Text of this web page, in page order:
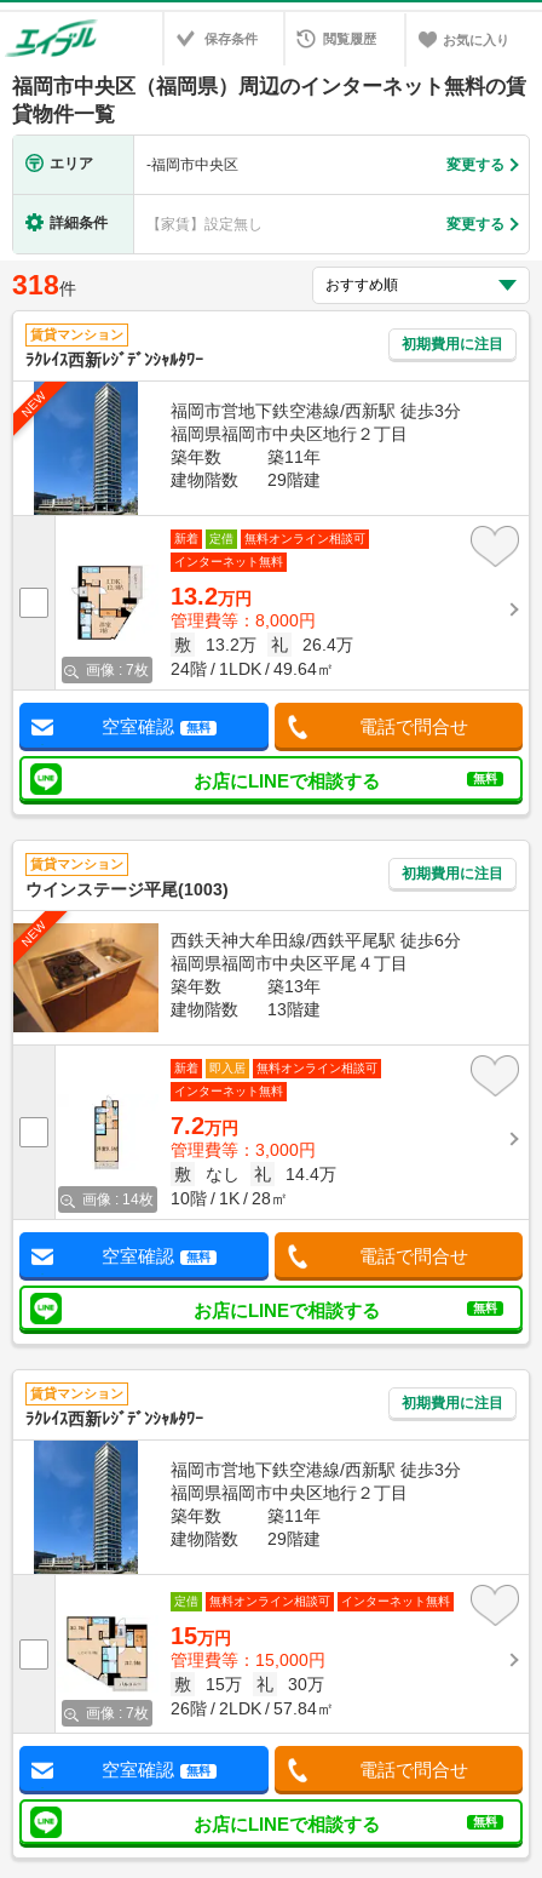
保存条件 閲覧履歴 お気に入り
福岡市中央区（福岡県）周辺のインターネット無料の賃
貸物件一覧
エリア -福岡市中央区 変更する
詳細条件 【家賃】設定無し 変更する
318件
賃貸マンション
ﾗｸﾚｲｽ西新ﾚｼﾞﾃﾞﾝｼｬﾙﾀﾜｰ
初期費用に注目
NEW
福岡市営地下鉄空港線/西新駅 徒歩3分
福岡県福岡市中央区地行２丁目
築年数
築11年
建物階数
29階建
画像 : 7枚
新着 定借
無料オンライン相談可
インターネット無料
13.2万円
管理費等：8,000円
敷
13.2万 礼
26.4万
24階
1LDK 49.64㎡
空室確認 無料 電話で問合せ
お店にLINEで相談する 無料
賃貸マンション
ウインステージ平尾(1003)
初期費用に注目
NEW
西鉄天神大牟田線/西鉄平尾駅 徒歩6分
福岡県福岡市中央区平尾４丁目
築年数
築13年
建物階数
13階建
画像 : 14枚
新着 即入居
無料オンライン相談可
インターネット無料
7.2万円
管理費等：3,000円
敷
なし 礼
14.4万
10階
1K 28㎡
空室確認 無料 電話で問合せ
お店にLINEで相談する 無料
賃貸マンション
ﾗｸﾚｲｽ西新ﾚｼﾞﾃﾞﾝｼｬﾙﾀﾜｰ
初期費用に注目
福岡市営地下鉄空港線/西新駅 徒歩3分
福岡県福岡市中央区地行２丁目
築年数
築11年
建物階数
29階建
画像 : 7枚
定借 無料オンライン相談可 インターネット無料
15万円
管理費等：15,000円
敷
15万 礼
30万
26階
2LDK 57.84㎡
空室確認 無料 電話で問合せ
お店にLINEで相談する 無料